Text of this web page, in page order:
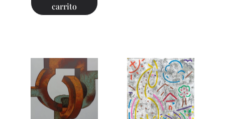
carrito